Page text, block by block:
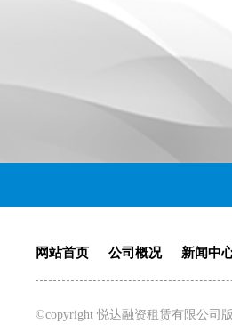
网站首页 公司概况 新闻中
©copyright 悦达融资租赁有限公司